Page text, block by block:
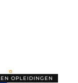
OPLEIDINGEN